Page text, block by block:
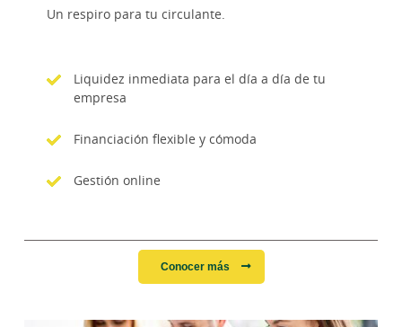
Un respiro para tu circulante.
Liquidez inmediata para el día a día de tu
empresa
Financiación flexible y cómoda
Gestión online
Conocer más